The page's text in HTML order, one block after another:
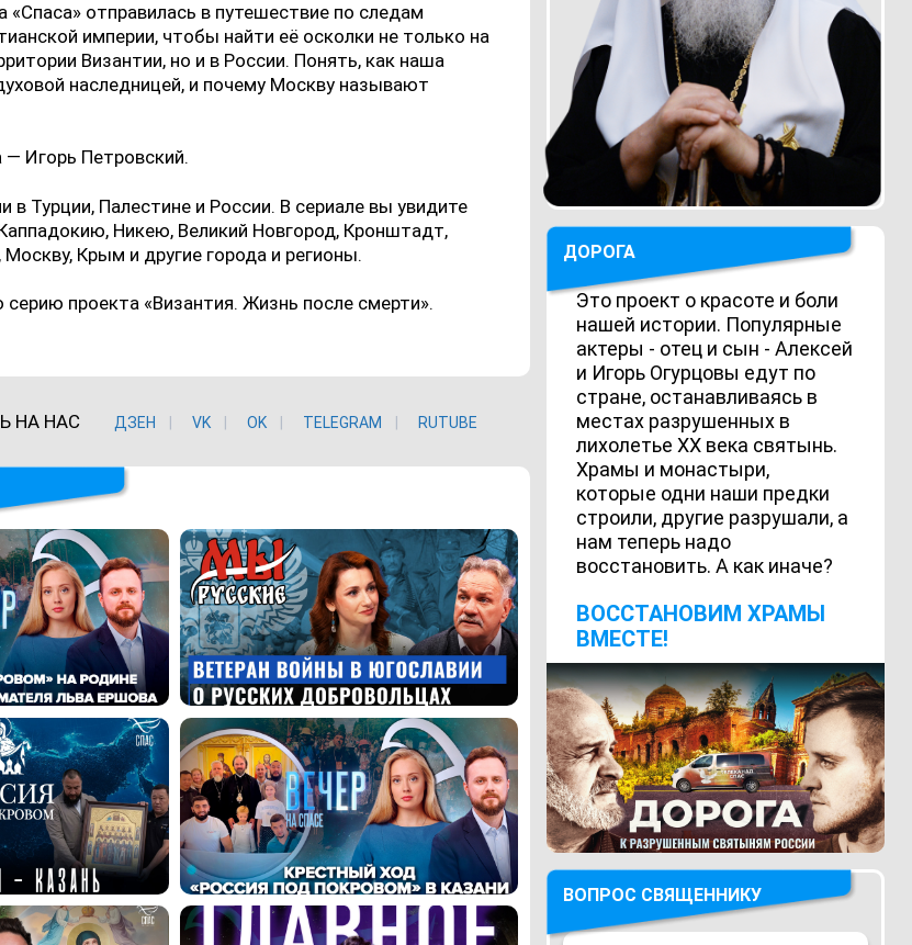
«Спаса» отправилась в путешествие по следам
империи, чтобы найти её осколки не только на
Византии, но и в России. Понять, как наша
наследницей, и почему Москву называют
Игорь Петровский.
в Турции, Палестине и России. В сериале вы увидите
Никею, Великий Новгород, Кронштадт,
Москву, Крым и другие города и регионы.
проекта «Византия. Жизнь после смерти».
НА НАС ДЗЕН VK ОK TELEGRAM RUTUBE
ДОРОГА
Это проект о красоте и боли
нашей истории. Популярные
актеры - отец и сын - Алексей
и Игорь Огурцовы едут по
стране, останавливаясь в
местах разрушенных в
лихолетье ХХ века святынь.
Храмы и монастыри,
которые одни наши предки
строили, другие разрушали, а
нам теперь надо
восстановить. А как иначе?
ВОCСТАНОВИМ ХРАМЫ
ВМЕСТЕ!
ВОПРОС СВЯЩЕННИКУ